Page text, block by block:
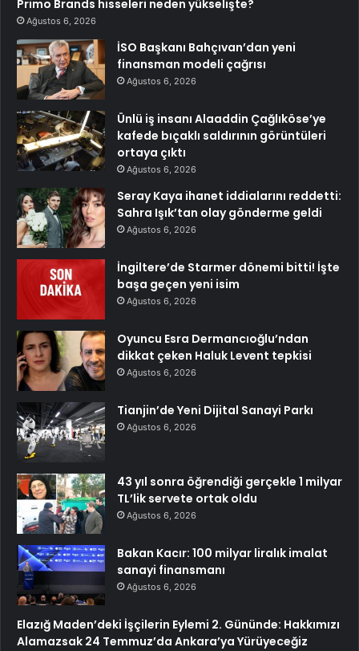
Primo Brands hisseleri neden yükselişte?
Ağustos 6, 2026
İSO Başkanı Bahçıvan’dan yeni
finansman modeli çağrısı
Ağustos 6, 2026
Ünlü iş insanı Alaaddin Çağlıköse’ye
kafede bıçaklı saldırının görüntüleri
ortaya çıktı
Ağustos 6, 2026
Seray Kaya ihanet iddialarını reddetti:
Sahra Işık’tan olay gönderme geldi
Ağustos 6, 2026
İngiltere’de Starmer dönemi bitti! İşte
başa geçen yeni isim
Ağustos 6, 2026
Oyuncu Esra Dermancıoğlu’ndan
dikkat çeken Haluk Levent tepkisi
Ağustos 6, 2026
Tianjin’de Yeni Dijital Sanayi Parkı
Ağustos 6, 2026
43 yıl sonra öğrendiği gerçekle 1 milyar
TL’lik servete ortak oldu
Ağustos 6, 2026
Bakan Kacır: 100 milyar liralık imalat
sanayi finansmanı
Ağustos 6, 2026
Elazığ Maden’deki İşçilerin Eylemi 2. Gününde: Hakkımızı
Alamazsak 24 Temmuz’da Ankara’ya Yürüyeceğiz